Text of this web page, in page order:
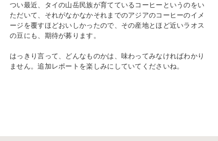
つい最近、タイの山岳民族が育てているコーヒーというのをい
ただいて、それがなかなかそれまでのアジアのコーヒーのイメ
ージを覆すほどおいしかったので、その産地とほど近いラオス
の豆にも、期待が募ります。
はっきり言って、どんなものかは、味わってみなければわかり
ません。追加レポートを楽しみにしていてくださいね。